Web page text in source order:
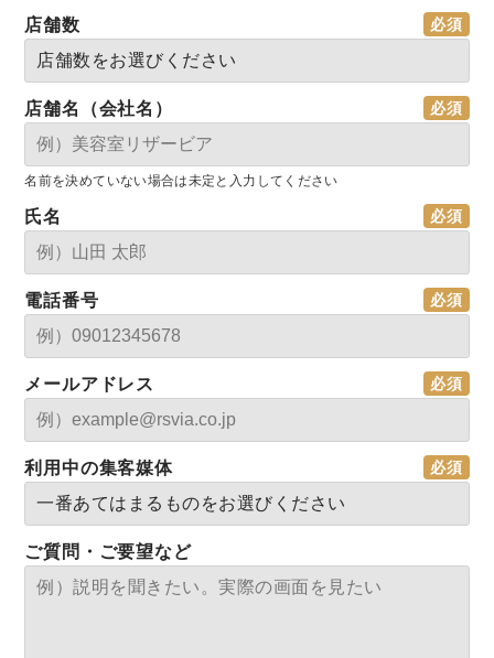
店舗数
店舗名（会社名）
名前を決めていない場合は未定と入力してください
氏名
電話番号
メールアドレス
利用中の集客媒体
ご質問・ご要望など